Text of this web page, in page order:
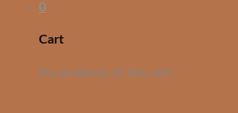
0
Cart
No products in the cart.